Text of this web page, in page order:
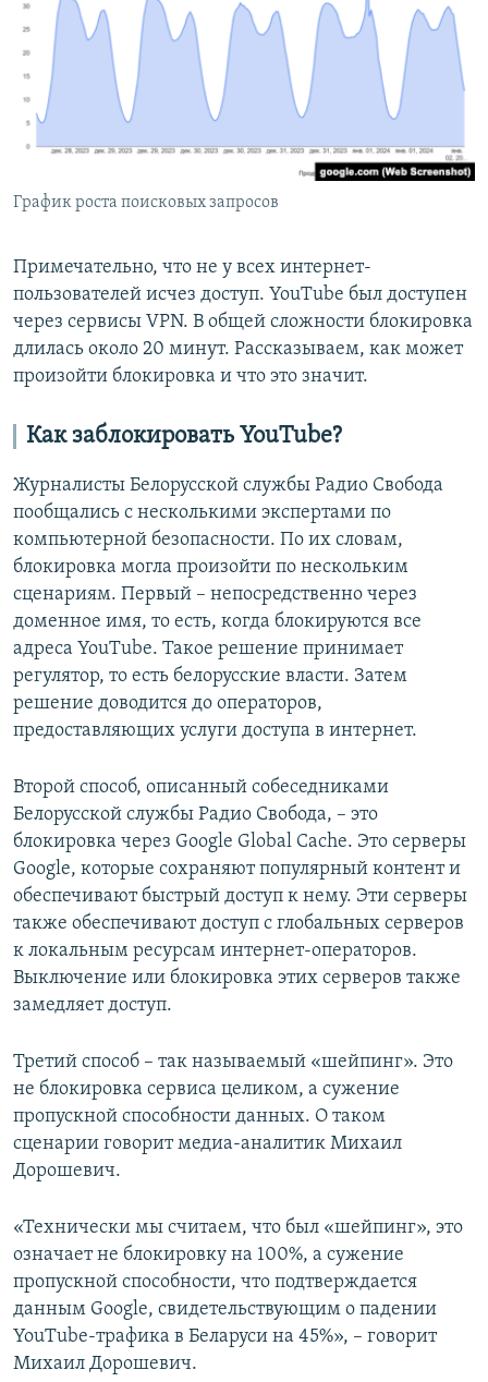
График роста поисковых запросов
Примечательно, что не у всех интернет-
пользователей исчез доступ. YouTube был доступен
через сервисы VPN. В общей сложности блокировка
длилась около 20 минут. Рассказываем, как может
произойти блокировка и что это значит.
Как заблокировать YouTube?
Журналисты Белорусской службы Радио Свобода
пообщались с несколькими экспертами по
компьютерной безопасности. По их словам,
блокировка могла произойти по нескольким
сценариям. Первый – непосредственно через
доменное имя, то есть, когда блокируются все
адреса YouTube. Такое решение принимает
регулятор, то есть белорусские власти. Затем
решение доводится до операторов,
предоставляющих услуги доступа в интернет.
Второй способ, описанный собеседниками
Белорусской службы Радио Свобода, – это
блокировка через Google Global Cache. Это серверы
Google, которые сохраняют популярный контент и
обеспечивают быстрый доступ к нему. Эти серверы
также обеспечивают доступ с глобальных серверов
к локальным ресурсам интернет-операторов.
Выключение или блокировка этих серверов также
замедляет доступ.
Третий способ – так называемый «шейпинг». Это
не блокировка сервиса целиком, а сужение
пропускной способности данных. О таком
сценарии говорит медиа-аналитик Михаил
Дорошевич.
«Технически мы считаем, что был «шейпинг», это
означает не блокировку на 100%, а сужение
пропускной способности, что подтверждается
данным Google, свидетельствующим о падении
YouTube-трафика в Беларуси на 45%», – говорит
Михаил Дорошевич.